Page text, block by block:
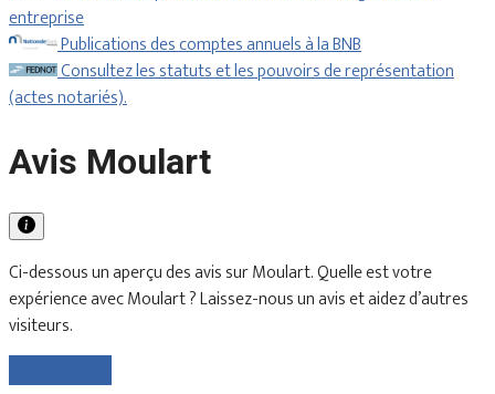
entreprise
Publications des comptes annuels à la BNB
Consultez les statuts et les pouvoirs de représentation
(actes notariés).
Avis Moulart
Ci-dessous un aperçu des avis sur Moulart. Quelle est votre
expérience avec Moulart ? Laissez-nous un avis et aidez d’autres
visiteurs.